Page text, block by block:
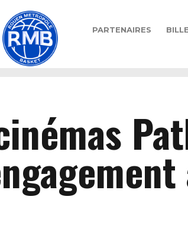
PARTENAIRES